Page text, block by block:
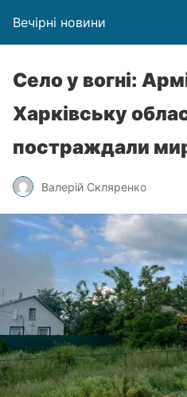
Вечірні новини
Село у вогні:
Харківську
постраждали
Валерій Скляренко